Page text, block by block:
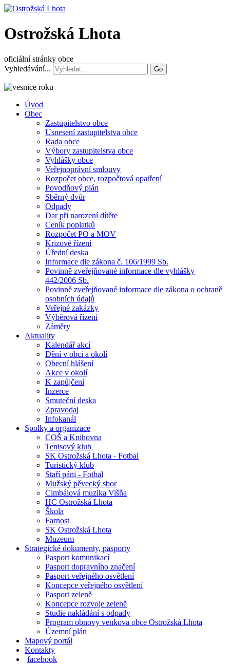
Ostrožská Lhota
oficiální stránky obce
Vyhledávání...
Go
Úvod
Obec
Zastupitelstvo obce
Usnesení zastupitelstva obce
Rada obce
Výbory zastupitelstva obce
Vyhlášky obce
Veřejnoprávní smlouvy
Rozpočet obce, rozpočtová opatření
Povodňový plán
Sběrný dvůr
Odpady
Dar při narození dítěte
Ceník poplatků
Rozpočet PO a MOV
Krizové řízení
Úřední deska
Informace dle zákona č. 106/1999 Sb.
Povinně zveřejňované informace dle vyhlášky
442/2006 Sb.
Povinně zveřejňované informace dle zákona o ochraně
osobních údajů
Veřejné zakázky
Výběrová řízení
Záměry
Aktuality
Kalendář akcí
Dění v obci a okolí
Obecní hlášení
Akce v okolí
K zapůjčení
Inzerce
Smuteční deska
Zpravodaj
Infokanál
Spolky a organizace
COŠ a Knihovna
Tenisový klub
SK Ostrožská Lhota - Fotbal
Turistický klub
Staří páni - Fotbal
Mužský pěvecký sbor
Cimbálová muzika Višňa
HC Ostrožská Lhota
Škola
Farnost
SK Ostrožská Lhota
Muzeum
Strategické dokumenty, pasporty
Pasport komunikací
Pasport dopravního značení
Pasport veřejného osvětlení
Koncepce veřejného osvětlení
Pasport zeleně
Koncepce rozvoje zeleně
Studie nakládání s odpady
Program obnovy venkova obce Ostrožská Lhota
Územní plán
Mapový portál
Kontakty
facebook